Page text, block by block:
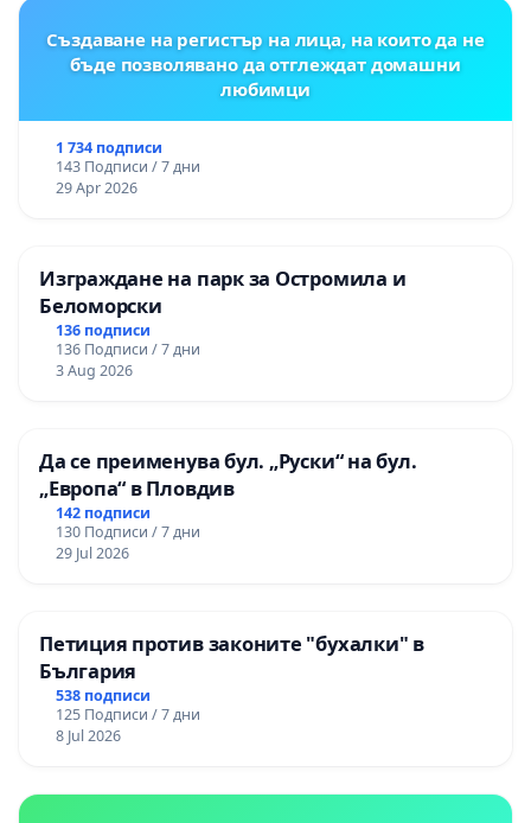
Създаване на регистър на лица, на които да не
бъде позволявано да отглеждат домашни
любимци
1 734 подписи
143 Подписи / 7 дни
29 Apr 2026
Изграждане на парк за Остромила и
Беломорски
136 подписи
136 Подписи / 7 дни
3 Aug 2026
Да се преименува бул. „Руски“ на бул.
„Европа“ в Пловдив
142 подписи
130 Подписи / 7 дни
29 Jul 2026
Петиция против законите "бухалки" в
България
538 подписи
125 Подписи / 7 дни
8 Jul 2026